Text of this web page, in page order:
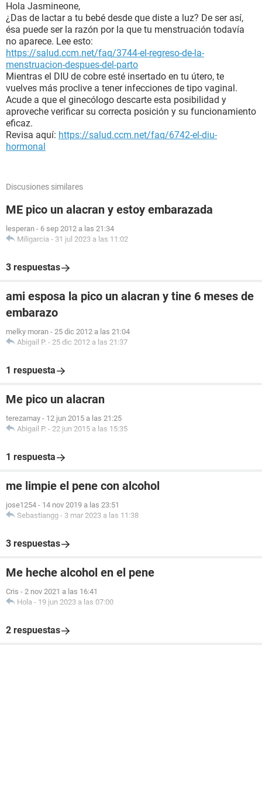
Hola Jasmineone,
¿Das de lactar a tu bebé desde que diste a luz? De ser así,
ésa puede ser la razón por la que tu menstruación todavía
no aparece. Lee esto:
https://salud.ccm.net/faq/3744-el-regreso-de-la-
menstruacion-despues-del-parto
Mientras el DIU de cobre esté insertado en tu útero, te
vuelves más proclive a tener infecciones de tipo vaginal.
Acude a que el ginecólogo descarte esta posibilidad y
aproveche verificar su correcta posición y su funcionamiento
eficaz.
Revisa aquí: https://salud.ccm.net/faq/6742-el-diu-
hormonal
Discusiones similares
ME pico un alacran y estoy embarazada
lesperan - 6 sep 2012 a las 21:34
Miligarcia - 31 jul 2023 a las 11:02
3 respuestas
ami esposa la pico un alacran y tine 6 meses de
embarazo
melky moran - 25 dic 2012 a las 21:04
Abigail P. - 25 dic 2012 a las 21:37
1 respuesta
Me pico un alacran
terezamay - 12 jun 2015 a las 21:25
Abigail P. - 22 jun 2015 a las 15:35
1 respuesta
me limpie el pene con alcohol
jose1254 - 14 nov 2019 a las 23:51
Sebastiangg - 3 mar 2023 a las 11:38
3 respuestas
Me heche alcohol en el pene
Cris - 2 nov 2021 a las 16:41
Hola - 19 jun 2023 a las 07:00
2 respuestas